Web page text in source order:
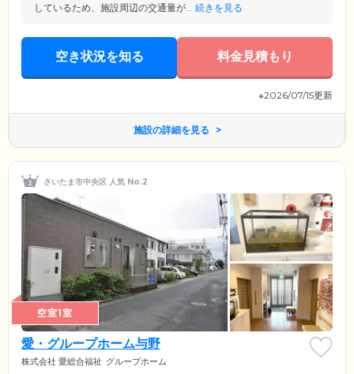
しているため、施設周辺の交通量が... 続きを見る
空き状況を知る 料金見積もり
※2026/07/15更新
施設の詳細を見る
さいたま市中央区 人気 No.2
空室1室
愛・グループホーム与野
株式会社 愛総合福祉 グループホーム